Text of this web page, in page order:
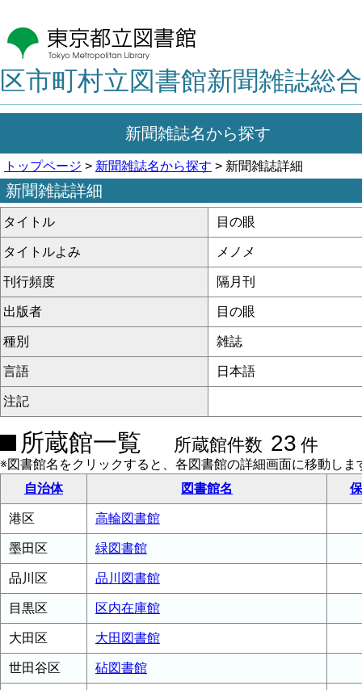
区市町村立図書館新聞雑誌総
新聞雑誌名から探す
トップページ > 新聞雑誌名から探す > 新聞雑誌詳細
新聞雑誌詳細
タイトル 目の眼
タイトルよみ メノメ
刊行頻度 隔月刊
出版者 目の眼
種別 雑誌
言語 日本語
注記
所蔵館一覧 所蔵館件数 23 件
※図書館名をクリックすると、各図書館の詳細画面に移動しま
自治体
図書館名
港区 高輪図書館
墨田区 緑図書館
品川区 品川図書館
目黒区 区内在庫館
大田区 大田図書館
世田谷区 砧図書館